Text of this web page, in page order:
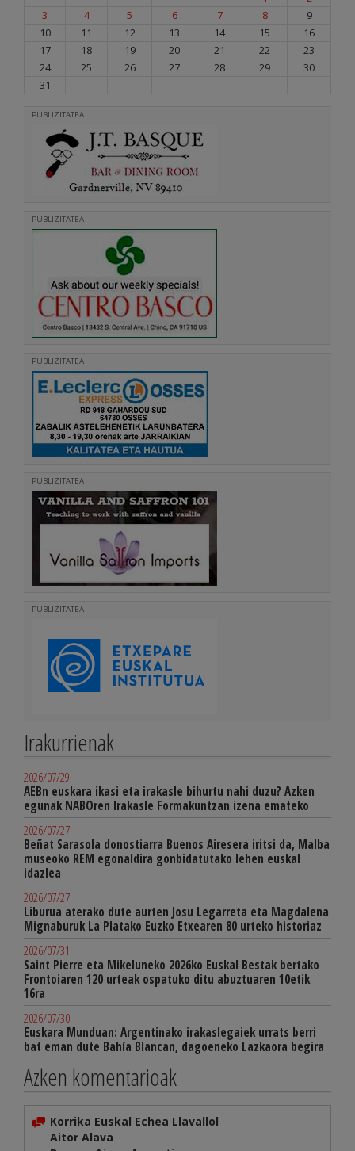
3
4 5 6 7 8
9
10
11 12 13 14 15
16
17
18 19 20 21 22
23
24
25 26 27 28 29
30
31
PUBLIZITATEA
PUBLIZITATEA
PUBLIZITATEA
PUBLIZITATEA
PUBLIZITATEA
Irakurrienak
2026/07/29
AEBn euskara ikasi eta irakasle bihurtu nahi duzu? Azken
egunak NABOren Irakasle Formakuntzan izena emateko
2026/07/27
Beñat Sarasola donostiarra Buenos Airesera iritsi da, Malba
museoko REM egonaldira gonbidatutako lehen euskal
idazlea
2026/07/27
Liburua aterako dute aurten Josu Legarreta eta Magdalena
Mignaburuk La Platako Euzko Etxearen 80 urteko historiaz
2026/07/31
Saint Pierre eta Mikeluneko 2026ko Euskal Bestak bertako
Frontoiaren 120 urteak ospatuko ditu abuztuaren 10etik
16ra
2026/07/30
Euskara Munduan: Argentinako irakaslegaiek urrats berri
bat eman dute Bahía Blancan, dagoeneko Lazkaora begira
Azken komentarioak
Korrika Euskal Echea Llavallol
Aitor Alava